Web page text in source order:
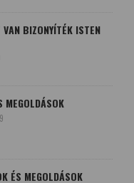
BIZONYÍTÉK ISTEN
MEGOLDÁSOK
ÉS MEGOLDÁSOK